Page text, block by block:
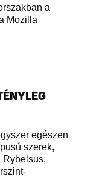
a
Mozilla
egészen
szerek,
Rybelsus,